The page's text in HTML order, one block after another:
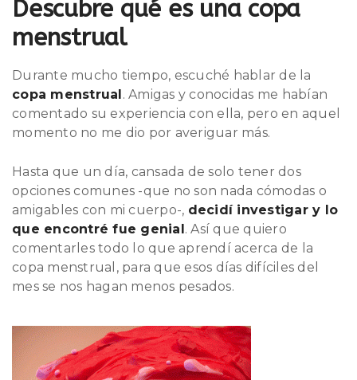
Descubre qué es una copa
menstrual
Durante mucho tiempo, escuché hablar de la
copa menstrual. Amigas y conocidas me habían
comentado su experiencia con ella, pero en aquel
momento no me dio por averiguar más.
Hasta que un día, cansada de solo tener dos
opciones comunes -que no son nada cómodas o
amigables con mi cuerpo-, decidí investigar y lo
que encontré fue genial. Así que quiero
comentarles todo lo que aprendí acerca de la
copa menstrual, para que esos días difíciles del
mes se nos hagan menos pesados.